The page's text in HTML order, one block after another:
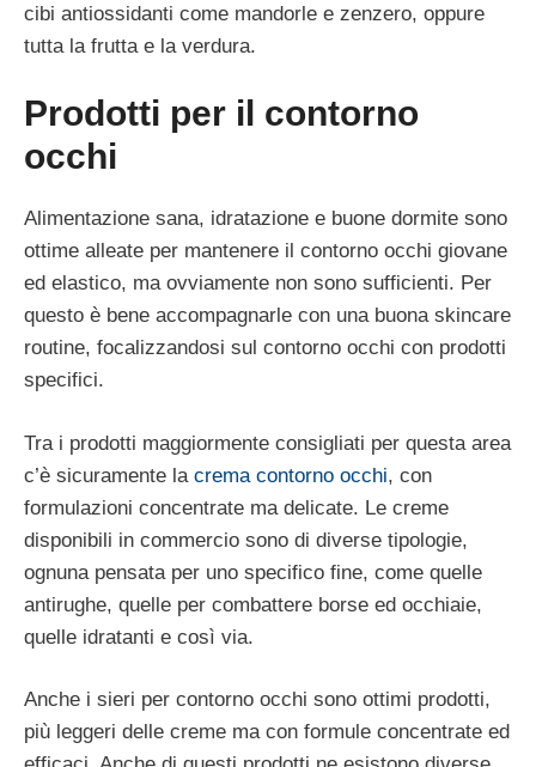
cibi antiossidanti come mandorle e zenzero, oppure
tutta la frutta e la verdura.
Prodotti per il contorno
occhi
Alimentazione sana, idratazione e buone dormite sono
ottime alleate per mantenere il contorno occhi giovane
ed elastico, ma ovviamente non sono sufficienti. Per
questo è bene accompagnarle con una buona skincare
routine, focalizzandosi sul contorno occhi con prodotti
specifici.
Tra i prodotti maggiormente consigliati per questa area
c’è sicuramente la crema contorno occhi, con
formulazioni concentrate ma delicate. Le creme
disponibili in commercio sono di diverse tipologie,
ognuna pensata per uno specifico fine, come quelle
antirughe, quelle per combattere borse ed occhiaie,
quelle idratanti e così via.
Anche i sieri per contorno occhi sono ottimi prodotti,
più leggeri delle creme ma con formule concentrate ed